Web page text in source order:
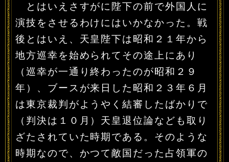
とはいえさすがに陛下の前で外国人に
演技をさせるわけにはいかなかった。戦
後とはいえ、天皇陛下は昭和２１年から
地方巡幸を始められてその途上にあり
（巡幸が一通り終わったのが昭和２９
年）、ブースが来日した昭和２３年６月
は東京裁判がようやく結審したばかりで
（判決は１０月）天皇退位論なども取り
ざたされていた時期である。そのような
時期なので、かつて敵国だった占領軍の